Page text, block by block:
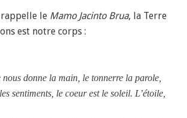
le Mamo Jacinto Brua, la Terre
est notre corps :
nous donne la main, le tonnerre la parole,
sentiments, le coeur est le soleil. L’étoile,